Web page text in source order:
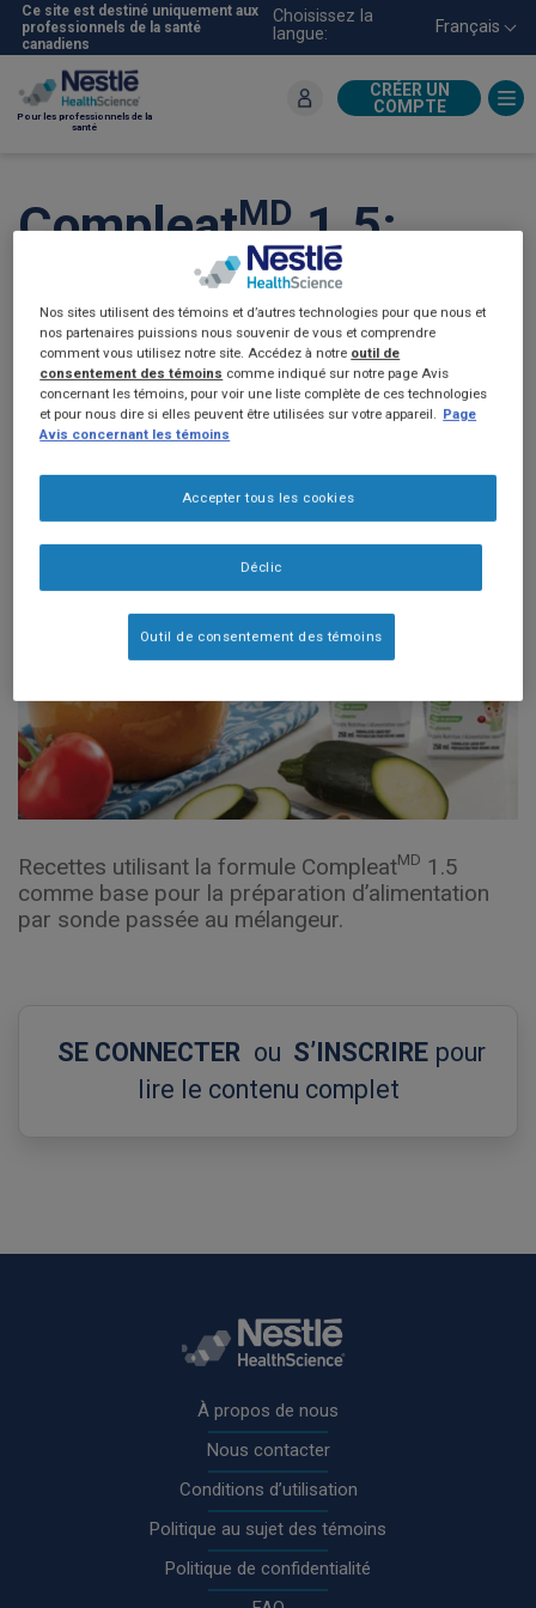
Aller
au
contenu
principal
Pour les professionnels de la
santé
Ce site est destiné uniquement aux
professionnels de la santé
canadiens
Choisissez la
langue:
Français
CRÉER UN
COMPTE
CompleatMD1.5:
Recettes pour
alimentation par
sonde préparées au
mélangeur. (2022)
Recettes utilisant la formule CompleatMD 1.5
comme base pour la préparation d’alimentation
par sonde passée au mélangeur.
SE CONNECTER ou S’INSCRIRE pour
lire le contenu complet
À propos de nous
Nous contacter
Conditions d’utilisation
Politique au sujet des témoins
Politique de confidentialité
Nos sites utilisent des témoins et d’autres technologies pour que nous et
nos partenaires puissions nous souvenir de vous et comprendre
comment vous utilisez notre site. Accédez à notre outil de
consentement des témoins comme indiqué sur notre page Avis
concernant les témoins, pour voir une liste complète de ces technologies
et pour nous dire si elles peuvent être utilisées sur votre appareil.
Page
Avis concernant les témoins
Déclic
Accepter tous les cookies
Outil de consentement des témoins